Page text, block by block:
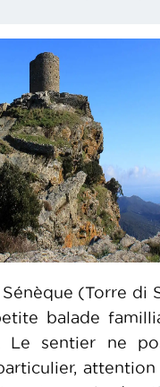
(Torre di
balade
Le sentier ne